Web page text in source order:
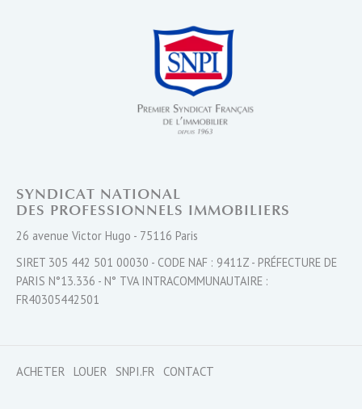
SYNDICAT NATIONAL
DES PROFESSIONNELS IMMOBILIERS
26 avenue Victor Hugo - 75116 Paris
SIRET 305 442 501 00030 - CODE NAF : 9411Z - PRÉFECTURE DE
PARIS N°13.336 - N° TVA INTRACOMMUNAUTAIRE :
FR40305442501
ACHETER LOUER SNPI.FR CONTACT